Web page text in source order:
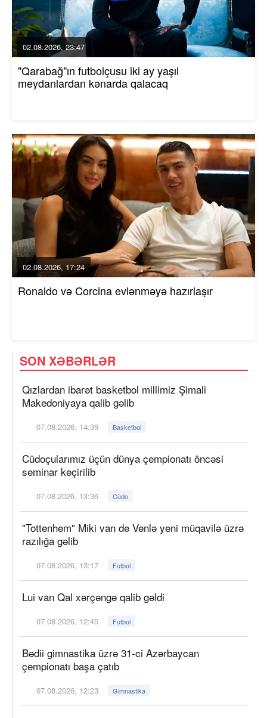
02.08.2026, 23:47
"Qarabağ"ın futbolçusu iki ay yaşıl
meydanlardan kənarda qalacaq
02.08.2026, 17:24
Ronaldo və Corcina evlənməyə hazırlaşır
SON XƏBƏRLƏR
Qızlardan ibarət basketbol millimiz Şimali
Makedoniyaya qalib gəlib
07.08.2026, 14:39 Basketbol
Cüdoçularımız üçün dünya çempionatı öncəsi
seminar keçirilib
07.08.2026, 13:36 Cüdo
"Tottenhem" Miki van de Venlə yeni müqavilə üzrə
razılığa gəlib
07.08.2026, 13:17 Futbol
Lui van Qal xərçəngə qalib gəldi
07.08.2026, 12:45 Futbol
Bədii gimnastika üzrə 31-ci Azərbaycan
çempionatı başa çatıb
07.08.2026, 12:23 Gimnastika